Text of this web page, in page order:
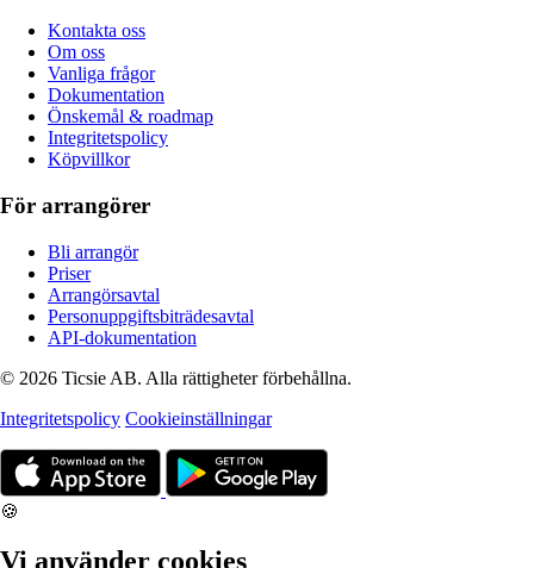
Kontakta oss
Om oss
Vanliga frågor
Dokumentation
Önskemål & roadmap
Integritetspolicy
Köpvillkor
För arrangörer
Bli arrangör
Priser
Arrangörsavtal
Personuppgiftsbiträdesavtal
API-dokumentation
© 2026 Ticsie AB. Alla rättigheter förbehållna.
Integritetspolicy Cookieinställningar
🍪
Vi använder cookies